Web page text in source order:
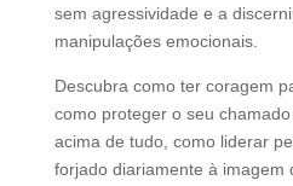
sem agressividade e a
manipulações emocionais.
Descubra como ter coragem
como proteger o seu
acima de tudo, como liderar
forjado diariamente à imagem